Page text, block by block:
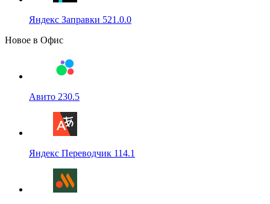
Яндекс Заправки 521.0.0
Новое в Офис
Авито 230.5
Яндекс Переводчик 114.1